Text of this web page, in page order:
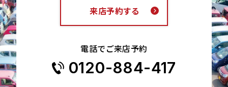
来店予約する
電話でご来店予約
0120-884-417